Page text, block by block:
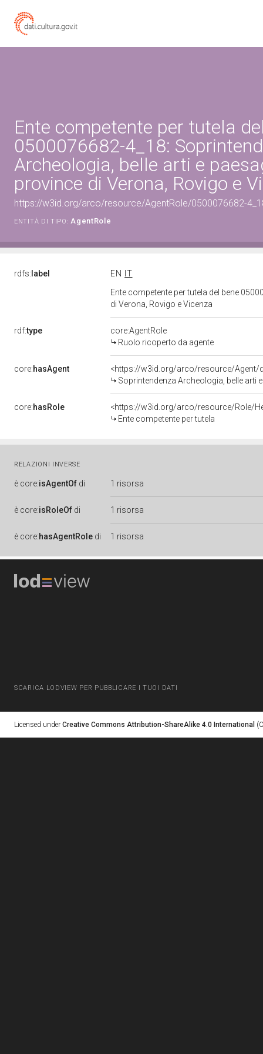
Ente competente per tutela
0500076682-4_18:
Archeologia, belle arti e
province di Verona, Rovigo e
https://w3id.org/arco/resource/AgentRole/0500076682-
ENTITÀ DI TIPO: AgentRole
rdfs: label EN
IT
Ente competente per tutela del bene
di Verona, Rovigo e Vicenza
rdf:type
core:AgentRole
Ruolo ricoperto da agente
core:hasAgent
<https://w3id.org/arco/resource/Agent/
Soprintendenza Archeologia, belle arti
core:hasRole
<https://w3id.org/arco/resource/Role/
Ente competente per tutela
RELAZIONI INVERSE
è core:isAgentOf di 1 risorsa
è core:isRoleOf di 1 risorsa
è core:hasAgentRole di 1 risorsa
SCARICA LODVIEW PER PUBBLICARE I TUOI DATI
Licensed under Creative Commons Attribution-ShareAlike 4.0 International